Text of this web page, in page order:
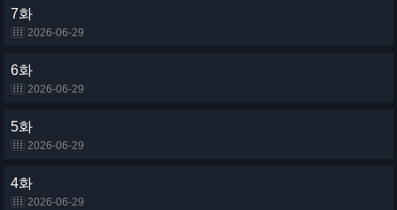
7화
2026-06-29
6화
2026-06-29
5화
2026-06-29
4화
2026-06-29